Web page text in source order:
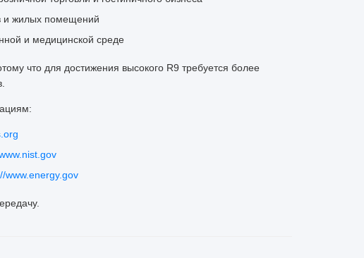
и жилых помещений
и медицинской среде
что для достижения высокого R9 требуется более
www.energy.gov